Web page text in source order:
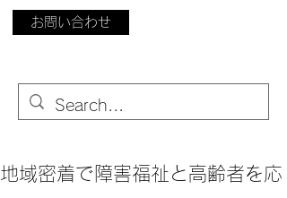
お問い合わせ
地域密着で障害福祉と高齢者を応